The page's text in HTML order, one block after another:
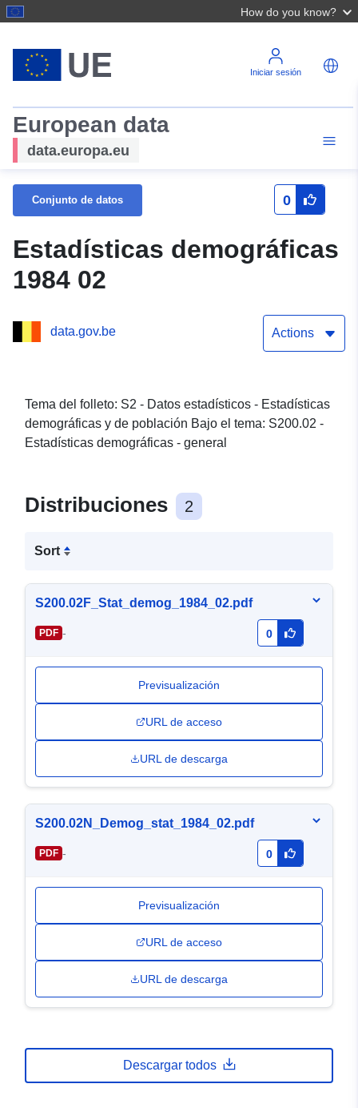
How do you know?
Iniciar sesión
European data
data.europa.eu
Conjunto de datos 0
Estadísticas demográficas
1984 02
data.gov.be Actions
Tema del folleto: S2 - Datos estadísticos - Estadísticas
demográficas y de población Bajo el tema: S200.02 -
Estadísticas demográficas - general
Distribuciones 2
Sort
S200.02F_Stat_demog_1984_02.pdf
PDF - 0
Previsualización
URL de acceso
URL de descarga
S200.02N_Demog_stat_1984_02.pdf
PDF - 0
Previsualización
URL de acceso
URL de descarga
Descargar todos